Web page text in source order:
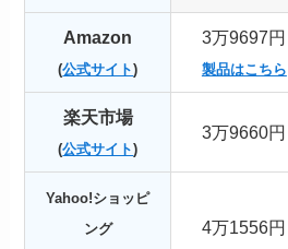
Amazon
(公式サイト)
3万9697円
製品はこちら
楽天市場
(公式サイト)
3万9660円
Yahoo!ショッピ
ング
4万1556円